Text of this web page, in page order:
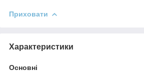
Приховати
Характеристики
Основні